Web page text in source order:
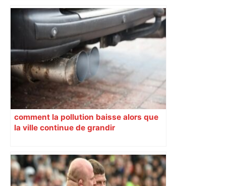
comment la pollution baisse alors que
la ville continue de grandir